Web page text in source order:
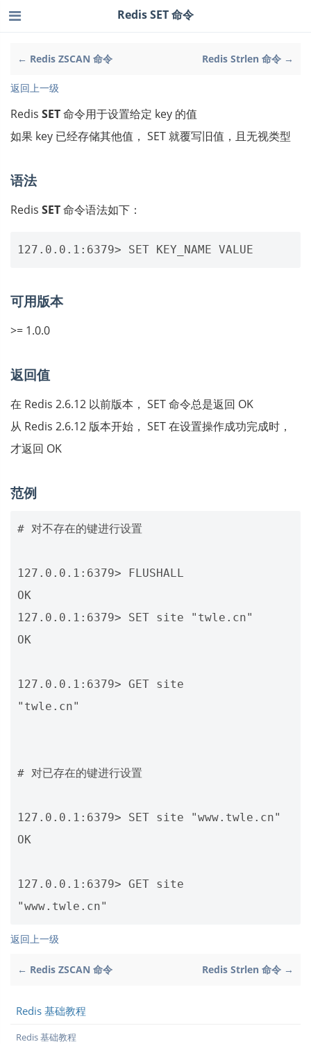
← Redis ZSCAN 命令 Redis Strlen 命令 →
Redis SET 命令
返回上一级
Redis SET命令用于设置给定 key 的值
如果 key 已经存储其他值， SET 就覆写旧值，且无视类型
语法
Redis SET命令语法如下：
可用版本
>= 1.0.0
返回值
在 Redis 2.6.12 以前版本， SET 命令总是返回 OK
从 Redis 2.6.12 版本开始， SET 在设置操作成功完成时，
才返回 OK
范例
# 对不存在的键进行设置
127.0.0.1:6379> FLUSHALL
OK
127.0.0.1:6379> SET site "twle.cn"
OK
127.0.0.1:6379> GET site
"twle.cn"
# 对已存在的键进行设置
127.0.0.1:6379> SET site "www.twle.cn"
OK
127.0.0.1:6379> GET site
返回上一级
← Redis ZSCAN 命令 Redis Strlen 命令 →
Redis 基础教程
Redis 基础教程